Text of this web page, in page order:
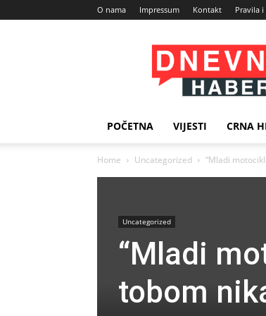
O nama Impressum Kontakt Pravila
Dnevni
Haber
POČETNA VIJESTI CRNA
Home Uncategorized “Mladi
Uncategorized
“Mladi
tobom